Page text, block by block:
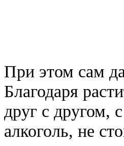
При этом сам
Благодаря
друг с другом,
алкоголь, не